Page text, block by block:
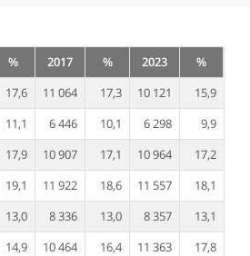
% 2017 % 2023
%
17,6 11 064 17,3 10 121
15,9
11,1 6 446 10,1 6 298
9,9
17,9 10 907 17,1 10 964
17,2
19,1 11 922 18,6 11 557
18,1
13,0 8 336 13,0 8 357
13,1
14,9 10 464 16,4 11 363
17,8